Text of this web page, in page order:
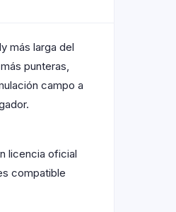
más larga del
punteras,
campo a
licencia oficial
compatible